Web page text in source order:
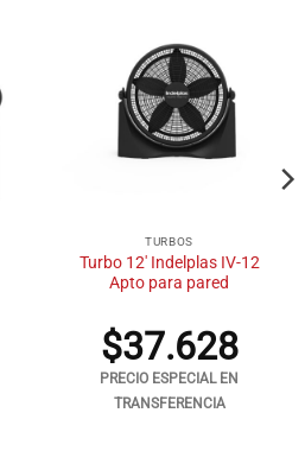
TURBOS
Turbo 12′ Indelplas IV-12
Apto para pared
$37.628
PRECIO ESPECIAL EN
TRANSFERENCIA